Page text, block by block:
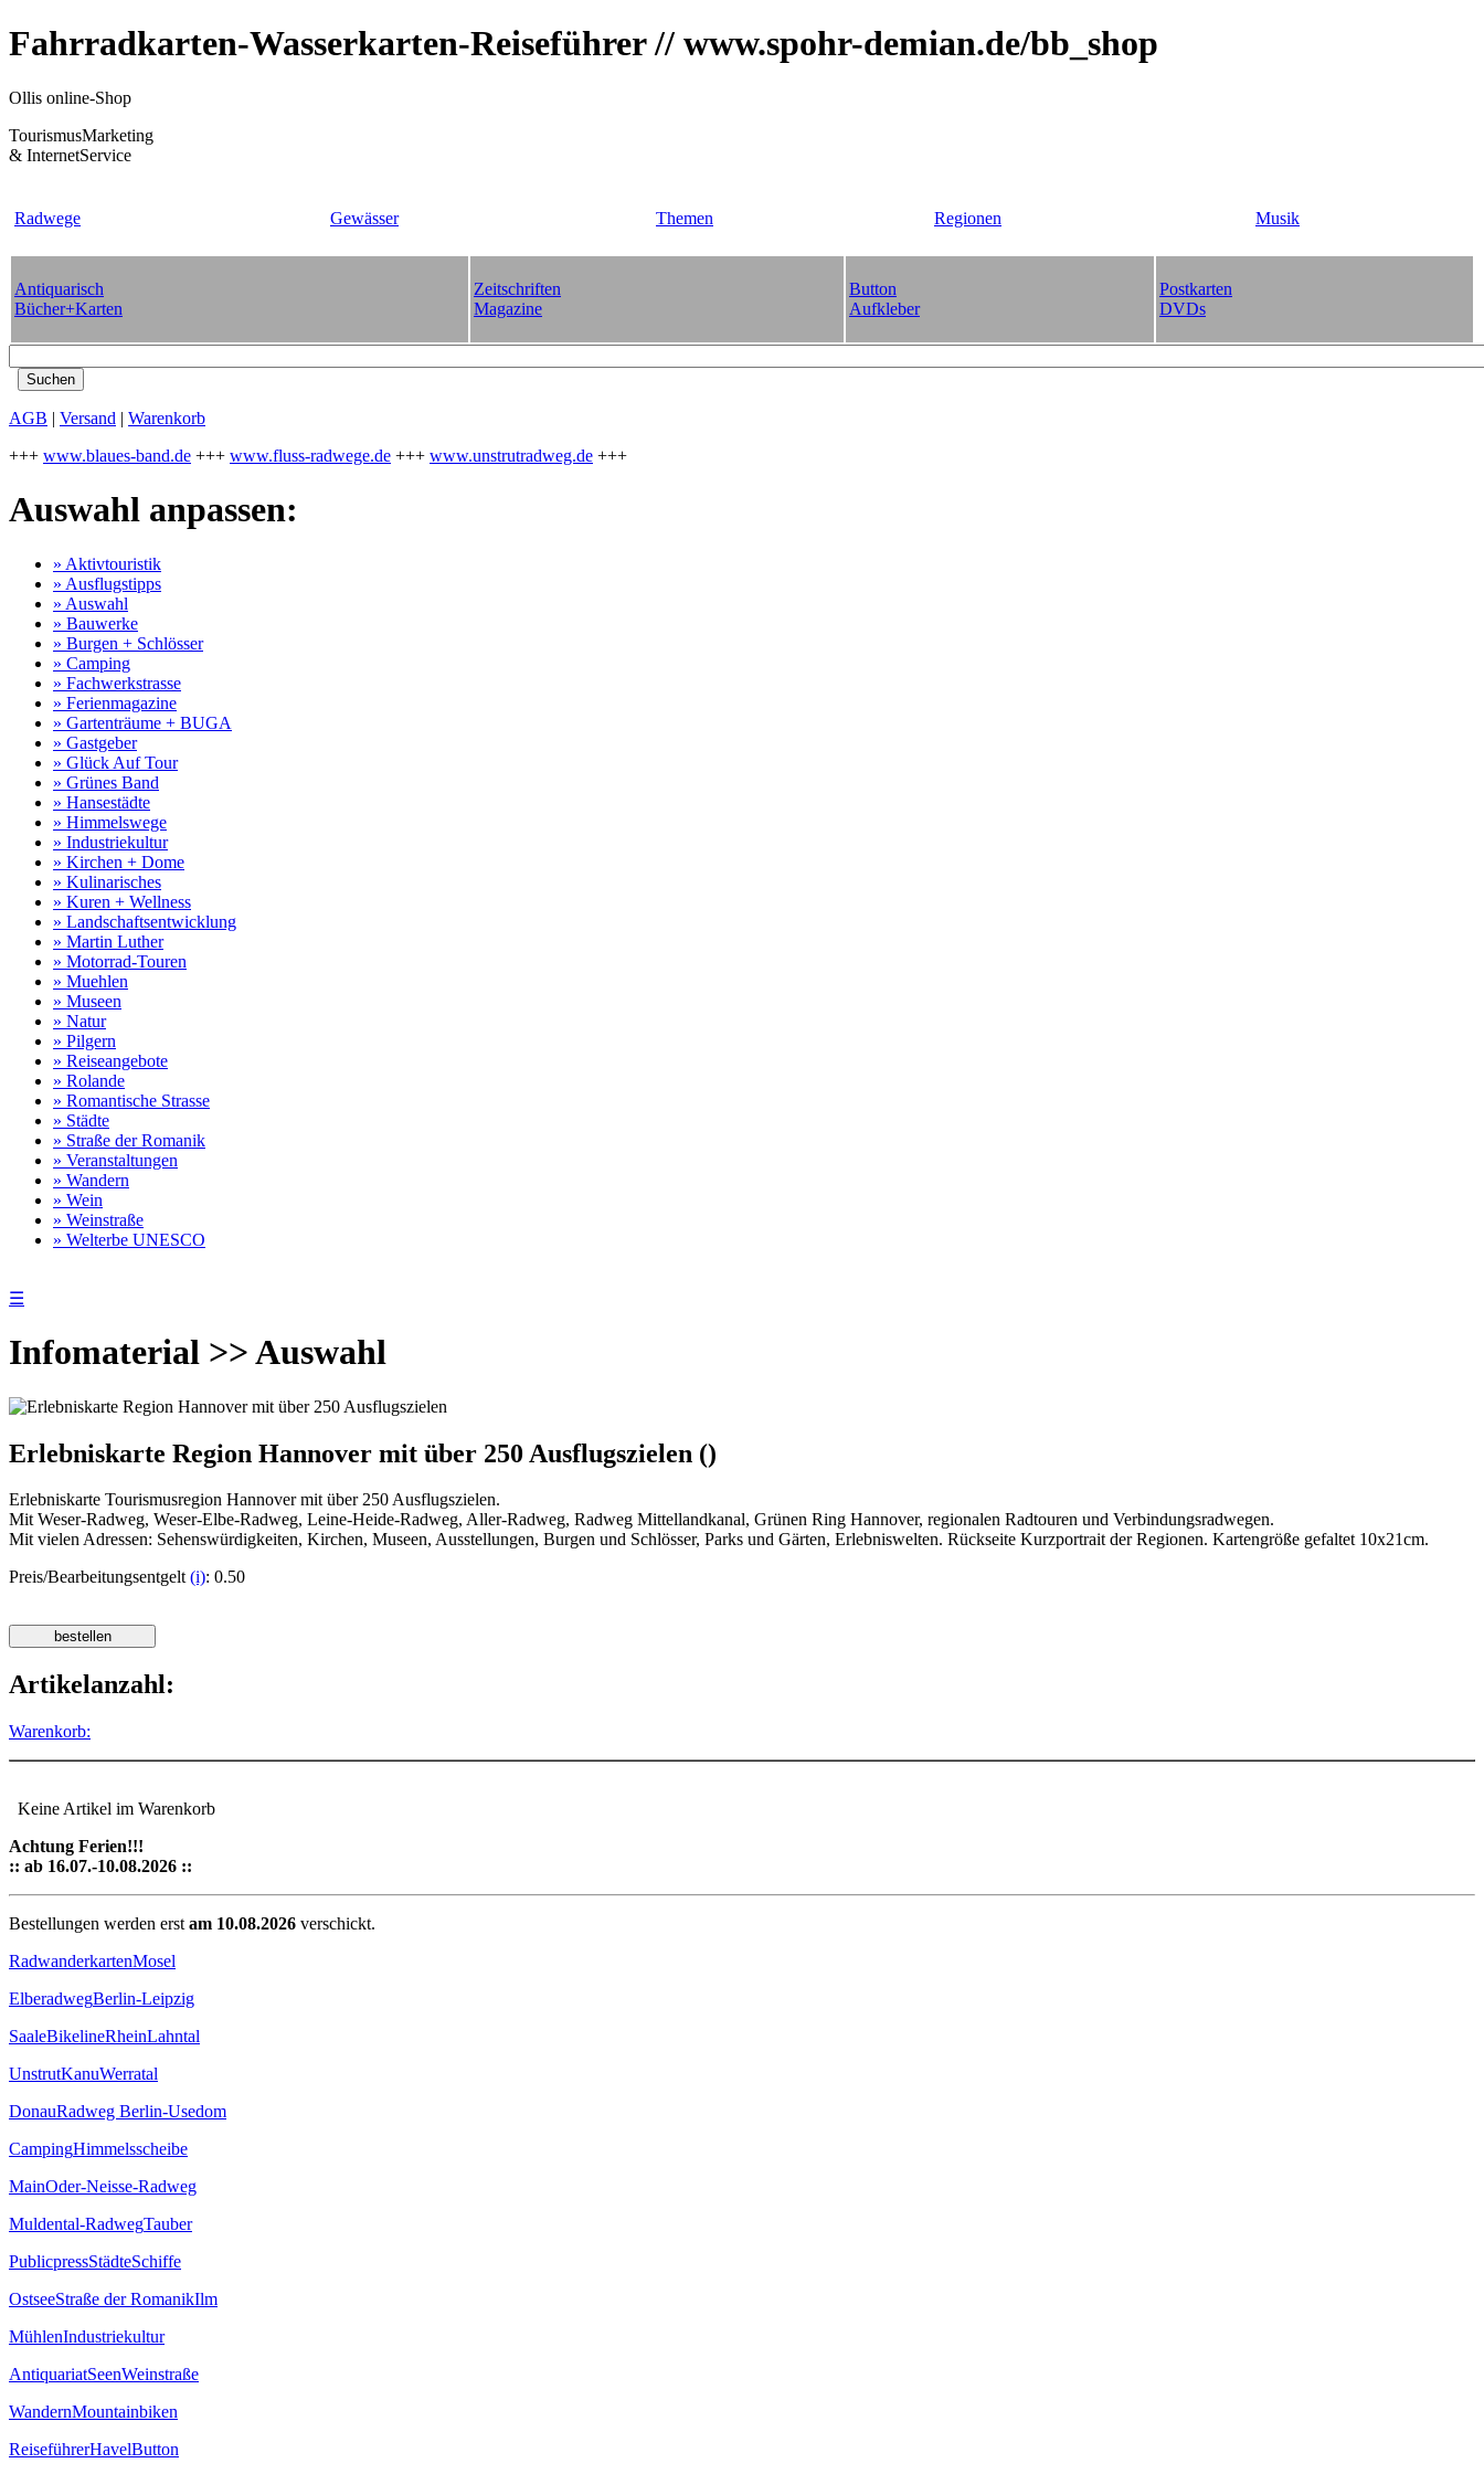
Fahrradkarten-Wasserkarten-Reiseführer // www.spohr-demian.de/bb_shop
Ollis online-Shop
TourismusMarketing
& InternetService
Radwege Gewässer Themen Regionen Musik
Antiquarisch
Bücher+Karten
Zeitschriften
Magazine
Button
Aufkleber
Postkarten
DVDs
AGB | Versand | Warenkorb
+++ www.blaues-band.de +++ www.fluss-radwege.de +++ www.unstrutradweg.de +++
Auswahl anpassen:
» Aktivtouristik
» Ausflugstipps
» Auswahl
» Bauwerke
» Burgen + Schlösser
» Camping
» Fachwerkstrasse
» Ferienmagazine
» Gartenträume + BUGA
» Gastgeber
» Glück Auf Tour
» Grünes Band
» Hansestädte
» Himmelswege
» Industriekultur
» Kirchen + Dome
» Kulinarisches
» Kuren + Wellness
» Landschaftsentwicklung
» Martin Luther
» Motorrad-Touren
» Muehlen
» Museen
» Natur
» Pilgern
» Reiseangebote
» Rolande
» Romantische Strasse
» Städte
» Straße der Romanik
» Veranstaltungen
» Wandern
» Wein
» Weinstraße
» Welterbe UNESCO
☰
Infomaterial >> Auswahl
Erlebniskarte Region Hannover mit über 250 Ausflugszielen ()
Erlebniskarte Tourismusregion Hannover mit über 250 Ausflugszielen.
Mit Weser-Radweg, Weser-Elbe-Radweg, Leine-Heide-Radweg, Aller-Radweg, Radweg Mittellandkanal, Grünen Ring Hannover, regionalen Radtouren und Verbindungsradwegen.
Mit vielen Adressen: Sehenswürdigkeiten, Kirchen, Museen, Ausstellungen, Burgen und Schlösser, Parks und Gärten, Erlebniswelten. Rückseite Kurzportrait der Regionen. Kartengröße gefaltet 10x21cm.
Preis/Bearbeitungsentgelt(i): 0.50
Artikelanzahl:
Warenkorb:
Keine Artikel im Warenkorb
Achtung Ferien!!!
:: ab 16.07.-10.08.2026 ::
Bestellungen werden erst am 10.08.2026 verschickt.
RadwanderkartenMosel
ElberadwegBerlin-Leipzig
SaaleBikelineRheinLahntal
UnstrutKanuWerratal
DonauRadweg Berlin-Usedom
CampingHimmelsscheibe
MainOder-Neisse-Radweg
Muldental-RadwegTauber
PublicpressStädteSchiffe
OstseeStraße der RomanikIlm
MühlenIndustriekultur
AntiquariatSeenWeinstraße
WandernMountainbiken
ReiseführerHavelButton